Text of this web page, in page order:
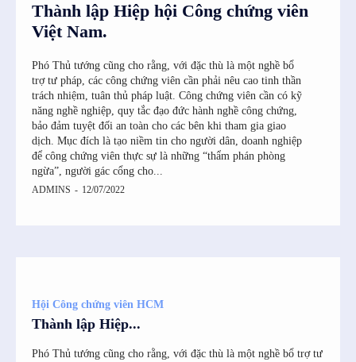
Thành lập Hiệp hội Công chứng viên
Việt Nam.
Phó Thủ tướng cũng cho rằng, với đặc thù là một nghề bổ
trợ tư pháp, các công chứng viên cần phải nêu cao tinh thần
trách nhiệm, tuân thủ pháp luật. Công chứng viên cần có kỹ
năng nghề nghiệp, quy tắc đạo đức hành nghề công chứng,
bảo đảm tuyệt đối an toàn cho các bên khi tham gia giao
dịch. Mục đích là tạo niềm tin cho người dân, doanh nghiệp
để công chứng viên thực sự là những “thẩm phán phòng
ngừa”, người gác cổng cho...
ADMINS - 12/07/2022
Hội Công chứng viên HCM
Thành lập Hiệp...
Phó Thủ tướng cũng cho rằng, với đặc thù là một nghề bổ trợ tư